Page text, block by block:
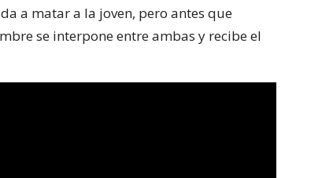
a matar a la joven, pero antes que
se interpone entre ambas y recibe el